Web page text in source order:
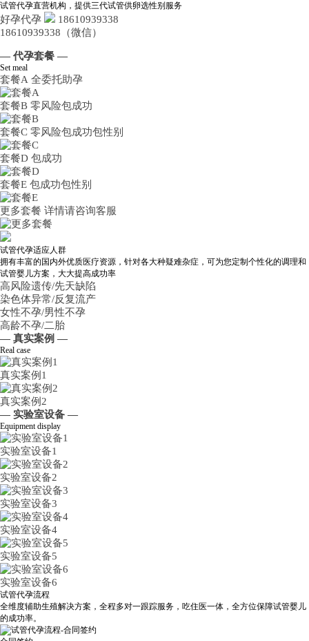
试管代孕直营机构，提供三代试管供卵选性别服务
好孕代孕
18610939338
18610939338（微信）
— 代孕套餐 —
Set meal
套餐A 全委托助孕
套餐B 零风险包成功
套餐C 零风险包成功包性别
套餐D 包成功
套餐E 包成功包性别
更多套餐 详情请咨询客服
试管代孕适应人群
拥有丰富的国内外优质医疗资源，针对各大种疑难杂症，可为您定制个性化的调理和
试管婴儿方案，大大提高成功率
高风险遗传/先天缺陷
染色体异常/反复流产
女性不孕/男性不孕
高龄不孕/二胎
— 真实案例 —
Real case
真实案例1
真实案例2
— 实验室设备 —
Equipment display
实验室设备1
实验室设备2
实验室设备3
实验室设备4
实验室设备5
实验室设备6
试管代孕流程
全维度辅助生殖解决方案，全程多对一跟踪服务，吃住医一体，全方位保障试管婴儿
的成功率。